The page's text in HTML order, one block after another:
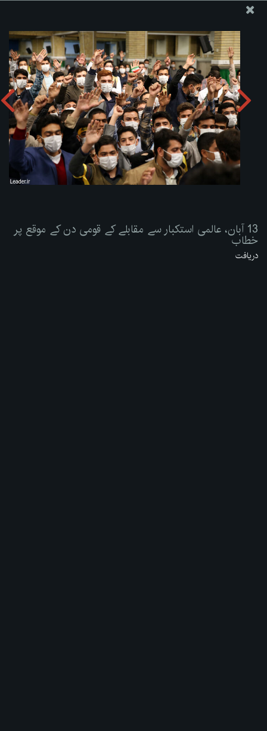
13 آبان، عالمی استکبار سے مقابلے کے قومی دن کے موقع پر
خطاب
تصویری البم دریافت کریں:zip
13 آبان، عالمی استکبار سے مقابلے کے قومی دن کے موقع پر
خطاب
دریافت